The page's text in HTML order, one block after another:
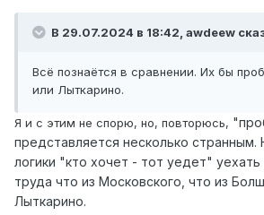
В 29.07.2024 в 18:42, awdeew
Всё познаётся в сравнении. Их бы
или Лыткарино.
Я и с этим не спорю, но, повторюсь,
представляется несколько странным.
логики "кто хочет - тот уедет" уехать
труда что из Московского, что из
Лыткарино.